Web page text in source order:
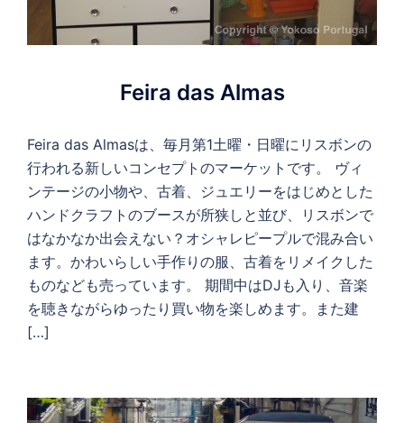
Feira das Almas
Feira das Almasは、毎月第1土曜・日曜にリスボンの
行われる新しいコンセプトのマーケットです。 ヴィ
ンテージの小物や、古着、ジュエリーをはじめとした
ハンドクラフトのブースが所狭しと並び、リスボンで
はなかなか出会えない？オシャレピープルで混み合い
ます。かわいらしい手作りの服、古着をリメイクした
ものなども売っています。 期間中はDJも入り、音楽
を聴きながらゆったり買い物を楽しめます。また建
[…]